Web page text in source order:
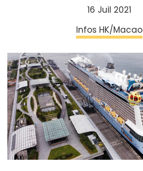
16 Juil 2021
Infos HK/Macao